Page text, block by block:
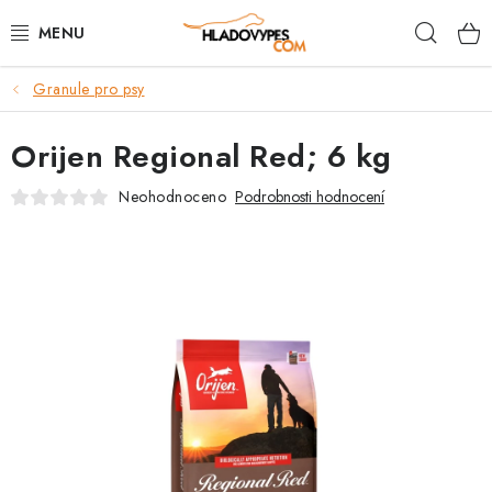
na
POTŘEBY PRO PSY
TAMI PŘEPRAVNÍ BOXY
SPORT SE PSEM
VĚRNOSTNÍ PROGRAM
Granule pro psy
Orijen Regional Red; 6 kg
Neohodnoceno Podrobnosti hodnocení